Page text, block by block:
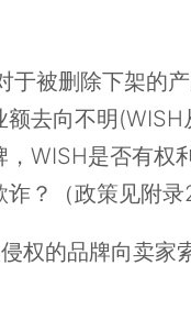
于被删除下架的
额去向不明
，WISH是否有权
？（政策见附录2
权的品牌向卖家